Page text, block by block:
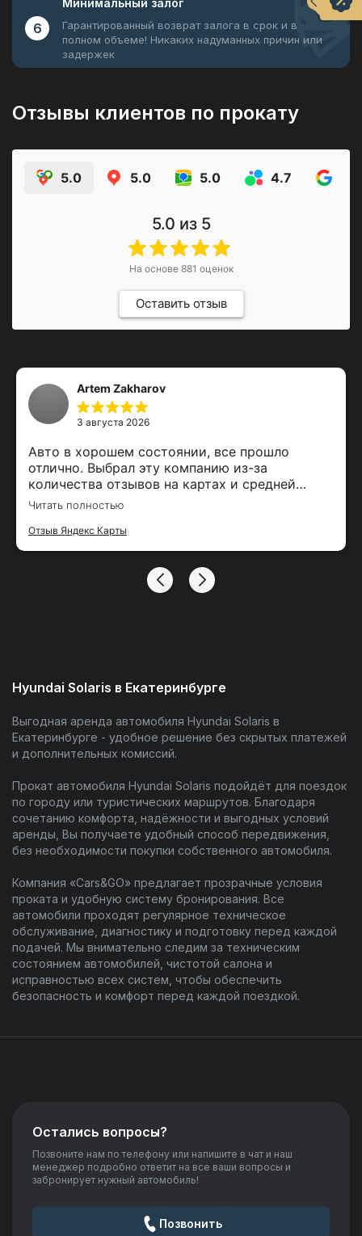
6
Минимальный залог
Гарантированный возврат залога в срок и в
полном объеме! Никаких надуманных причин или
задержек
Отзывы клиентов по прокату
5.0 5.0 5.0 4.7
5.0 из 5
На основе 881 оценок
Оставить отзыв
Artem Zakharov
3 августа 2026
Авто в хорошем состоянии, все прошло
отлично. Выбрал эту компанию из-за
количества отзывов на картах и средней
оценки. Залог вернули вовремя, спасибо за
Читать полностью
Отзыв Яндекс Карты
Hyundai Solaris в Екатеринбурге
Выгодная аренда автомобиля Hyundai Solaris в
Екатеринбурге - удобное решение без скрытых платежей
и дополнительных комиссий.
Прокат автомобиля Hyundai Solaris подойдёт для поездок
по городу или туристических маршрутов. Благодаря
сочетанию комфорта, надёжности и выгодных условий
аренды, Вы получаете удобный способ передвижения,
без необходимости покупки собственного автомобиля.
Компания «Cars&GO» предлагает прозрачные условия
проката и удобную систему бронирования. Все
автомобили проходят регулярное техническое
обслуживание, диагностику и подготовку перед каждой
подачей. Мы внимательно следим за техническим
состоянием автомобилей, чистотой салона и
исправностью всех систем, чтобы обеспечить
безопасность и комфорт перед каждой поездкой.
Остались вопросы?
Позвоните нам по телефону или напишите в чат и наш
менеджер подробно ответит на все ваши вопросы и
забронирует нужный автомобиль!
Позвонить